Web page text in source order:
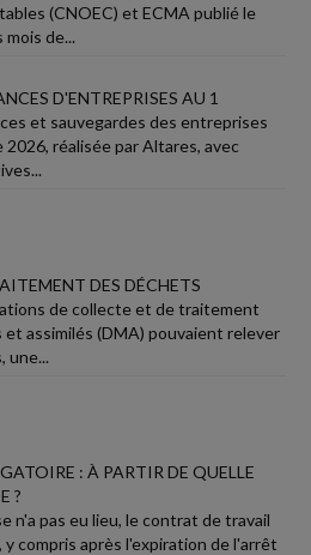
(CNOEC) et ECMA publié le
mois de...
D'ENTREPRISES AU 1
et sauvegardes des entreprises
réalisée par Altares, avec
DES DÉCHETS
de collecte et de traitement
assimilés (DMA) pouvaient relever
une...
: À PARTIR DE QUELLE
?
n'a pas eu lieu, le contrat de travail
compris après l'expiration de l'arrêt